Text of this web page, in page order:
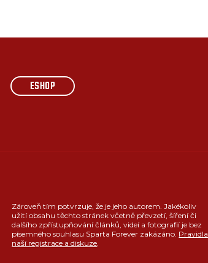
ESHOP
Zároveň tím potvrzuje, že je jeho autorem. Jakékoliv
užití obsahu těchto stránek včetně převzetí, šíření či
dalšího zpřístupňování článků, videí a fotografií je bez
písemného souhlasu Sparta Forever zakázáno. Pravidla
naší registrace a diskuze